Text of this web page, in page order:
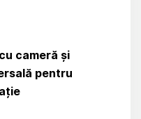
cameră și
pentru